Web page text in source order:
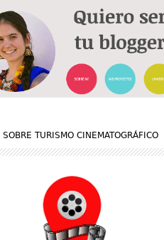
SOBRE TURISMO CINEMATOGRÁFICO